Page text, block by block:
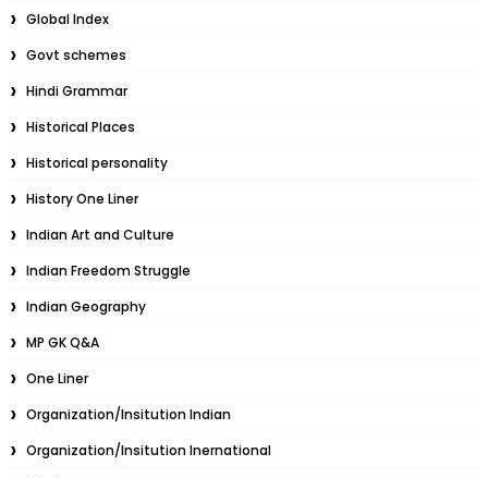
Global Index
Govt schemes
Hindi Grammar
Historical Places
Historical personality
History One Liner
Indian Art and Culture
Indian Freedom Struggle
Indian Geography
MP GK Q&A
One Liner
Organization/Insitution Indian
Organization/Insitution Inernational